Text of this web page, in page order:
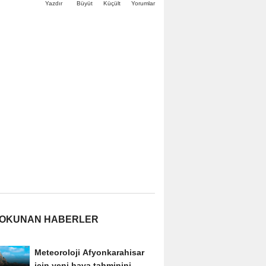
Yazdır Büyüt Küçült Yorumlar
HABERLER
Meteoroloji Afyonkarahisar